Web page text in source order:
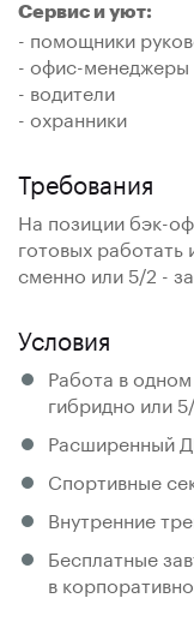
Сервис и уют:
- помощники
- офис-менеджеры
- водители
- охранники
Требования
На позиции бэк-
готовых работать
сменно или 5/2 -
Условия
Работа в
гибридно или
Расширенный
Спортивные
Внутренние
Бесплатные
в